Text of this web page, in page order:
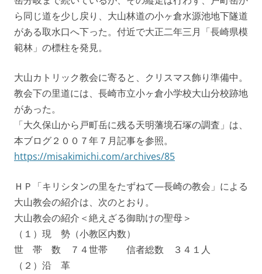
ら同じ道を少し戻り、大山林道の小ヶ倉水源池地下隧道
がある取水口へ下った。付近で大正二年三月「長崎県模
範林」の標柱を発見。
大山カトリック教会に寄ると、クリスマス飾り準備中。
教会下の里道には、長崎市立小ヶ倉小学校大山分校跡地
があった。
「大久保山から戸町岳に残る天明藩境石塚の調査」は、
本ブログ２００７年７月記事を参照。
https://misakimichi.com/archives/85
ＨＰ「キリシタンの里をたずねて—長崎の教会」による
大山教会の紹介は、次のとおり。
大山教会の紹介＜絶えざる御助けの聖母＞
（１）現 勢（小教区内数）
世 帯 数 ７４世帯 信者総数 ３４１人
（２）沿 革